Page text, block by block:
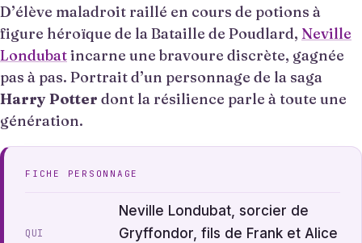
D’élève maladroit raillé en cours de potions à
figure héroïque de la Bataille de Poudlard, Neville
Londubatincarne une bravoure discrète, gagnée
pas à pas. Portrait d’un personnage de la saga
Harry Potter dont la résilience parle à toute une
génération.
FICHE PERSONNAGE
QUI
Neville Londubat, sorcier de
Gryffondor, fils de Frank et Alice